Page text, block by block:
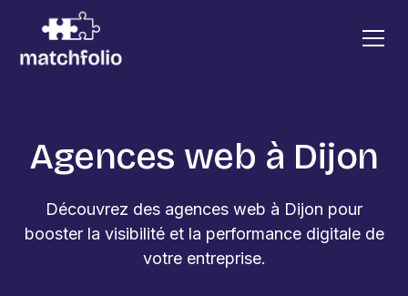
Agences web à Dijon
Découvrez des agences web à Dijon pour
booster la visibilité et la performance digitale de
votre entreprise.